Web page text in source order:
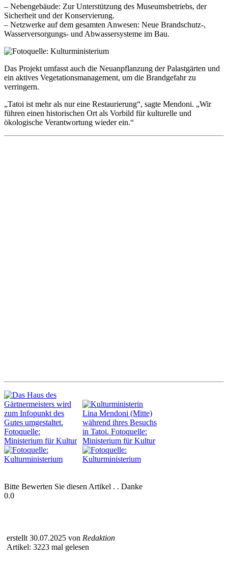
– Nebengebäude: Zur Unterstützung des Museumsbetriebs, der
Sicherheit und der Konservierung.
– Netzwerke auf dem gesamten Anwesen: Neue Brandschutz-,
Wasserversorgungs- und Abwassersysteme im Bau.
Das Projekt umfasst auch die Neuanpflanzung der Palastgärten und
ein aktives Vegetationsmanagement, um die Brandgefahr zu
verringern.
„Tatoi ist mehr als nur eine Restaurierung“, sagte Mendoni. „Wir
führen einen historischen Ort als Vorbild für kulturelle und
ökologische Verantwortung wieder ein.“
Bitte Bewerten Sie diesen Artikel . . Danke
0.0
erstellt 30.07.2025 von Redaktion
Artikel: 3223 mal gelesen